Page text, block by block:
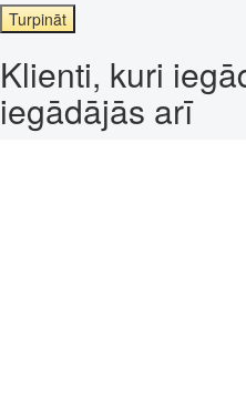
Turpināt
Klienti, kuri
iegādājās arī